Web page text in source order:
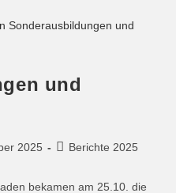
und
2025 Berichte 2025
bekamen am 25.10. die